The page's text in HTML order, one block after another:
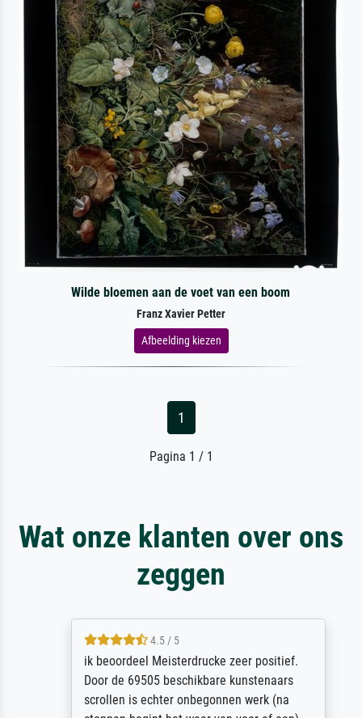
Wilde bloemen aan de voet van een boom
Franz Xavier Petter
Afbeelding kiezen
1
Pagina 1 / 1
Wat onze klanten over ons
zeggen
4.5 / 5
ik beoordeel Meisterdrucke zeer positief.
Door de 69505 beschikbare kunstenaars
scrollen is echter onbegonnen werk (na